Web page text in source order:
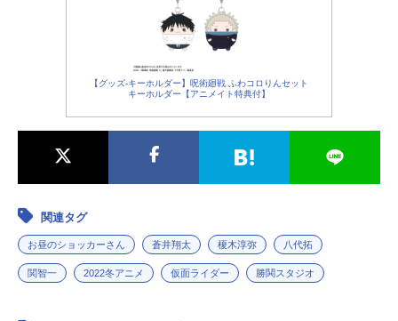
ュアル画像や出演するキャスト声優
情報などをまとめて「2026夏アニメ
新番組一覧」をお届けします！2026
秋アニメ...
【グッズ-キーホルダー】呪術廻戦 ふわコロりんセット
キーホルダー【アニメイト特典付】
関連タグ
お昼のショッカーさん 蒼井翔太 榎木淳弥 八代拓
関智一 2022冬アニメ 仮面ライダー 勝鬨スタジオ